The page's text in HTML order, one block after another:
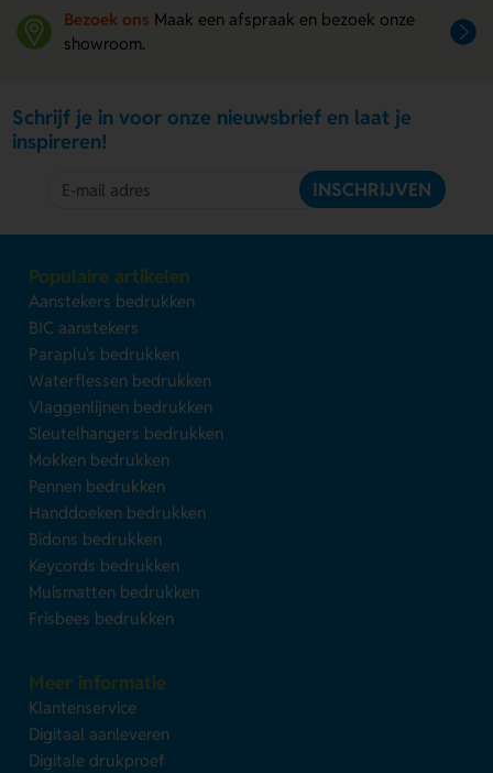
Bezoek ons Maak een afspraak en bezoek onze
showroom.
Schrijf je in voor onze nieuwsbrief en laat je
inspireren!
INSCHRIJVEN
Populaire artikelen
Aanstekers bedrukken
BIC aanstekers
Paraplu's bedrukken
Waterflessen bedrukken
Vlaggenlijnen bedrukken
Sleutelhangers bedrukken
Mokken bedrukken
Pennen bedrukken
Handdoeken bedrukken
Bidons bedrukken
Keycords bedrukken
Muismatten bedrukken
Frisbees bedrukken
Meer informatie
Klantenservice
Digitaal aanleveren
Digitale drukproef